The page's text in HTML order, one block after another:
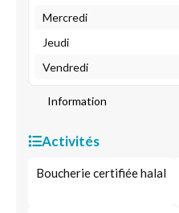
Mercredi
Jeudi
Vendredi
Information
Activités
Boucherie certifiée halal